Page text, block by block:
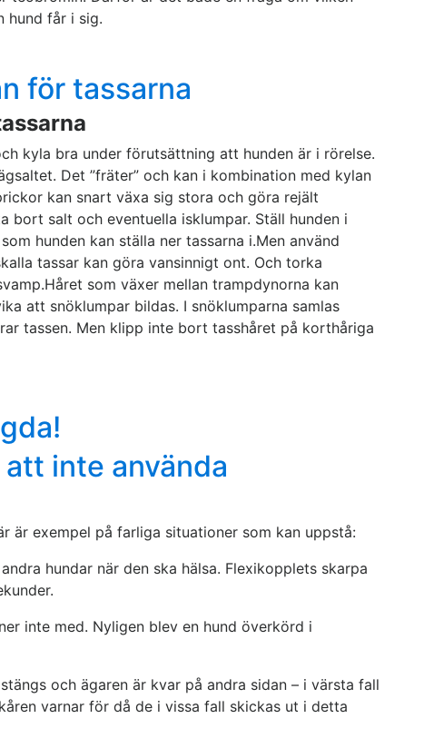
hund får i sig.
för tassarna
kyla bra under förutsättning att hunden är i rörelse.
Det ”fräter” och kan i kombination med kylan
kan snart växa sig stora och göra rejält
salt och eventuella isklumpar. Ställ hunden i
hunden kan ställa ner tassarna i.Men använd
tassar kan göra vansinnigt ont. Och torka
som växer mellan trampdynorna kan
att snöklumpar bildas. I snöklumparna samlas
tassen. Men klipp inte bort tasshåret på korthåriga
inte använda
är exempel på farliga situationer som kan uppstå:
hundar när den ska hälsa. Flexikopplets skarpa
inte med. Nyligen blev en hund överkörd i
och ägaren är kvar på andra sidan – i värsta fall
varnar för då de i vissa fall skickas ut i detta